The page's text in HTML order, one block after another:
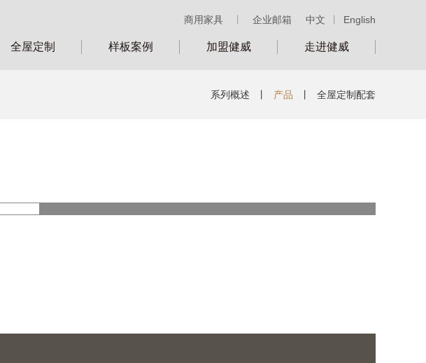
中文 English
商用家具 企业邮箱
全屋定制 样板案例 加盟健威 走进健威
系列概述 产品 全屋定制配套